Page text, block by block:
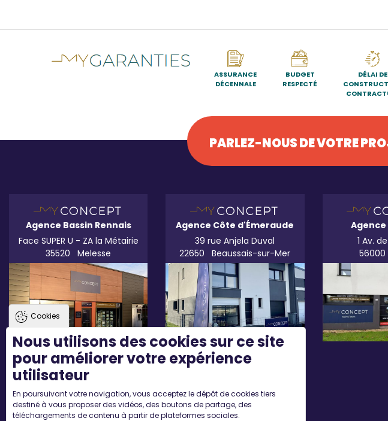
ASSURANCE
DÉCENNALE
BUDGET
RESPECTÉ
DÉLAI DE
PARLEZ-NOUS DE VOTRE
Agence Bassin Rennais
Face SUPER U - ZA la Métairie
35520
Melesse
Agence Côte d'Émeraude
39 rue Anjela Duval
22650
Beaussais-sur-Mer
1 Av.
56000
Cookies
Nous utilisons des cookies sur ce site
pour améliorer votre expérience
utilisateur
En poursuivant votre navigation, vous acceptez le dépôt de cookies tiers
destiné à vous proposer des vidéos, des boutons de partage, des
téléchargements de contenu à partir de plateformes sociales.